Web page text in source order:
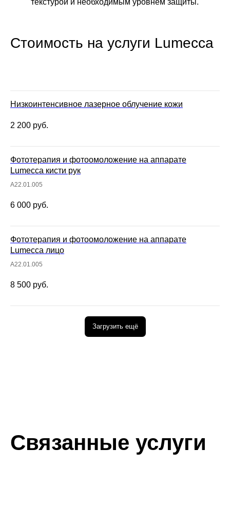
текстурой и необходимым уровнем защиты.
Стоимость на услуги Lumecca
Низкоинтенсивное лазерное облучение кожи
2 200 руб.
Фототерапия и фотоомоложение на аппарате
Lumecca кисти рук
A22.01.005
6 000 руб.
Фототерапия и фотоомоложение на аппарате
Lumecca лицо
A22.01.005
8 500 руб.
Загрузить ещё
Связанные услуги